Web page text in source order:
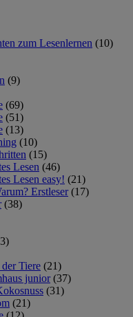
zum Lesenlernen (10)
(9)
(69)
(51)
(13)
(10)
(15)
Lesen (46)
Lesen easy! (21)
Erstleser (17)
(38)
Tiere (21)
junior (37)
(31)
(21)